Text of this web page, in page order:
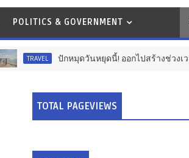
POLITICS & GOVERNMENT
ปักหมุดวันหยุดนี้! ออกไปสร้างช่วงเวลาพิเศษกับ
TOTAL PAGEVIEWS